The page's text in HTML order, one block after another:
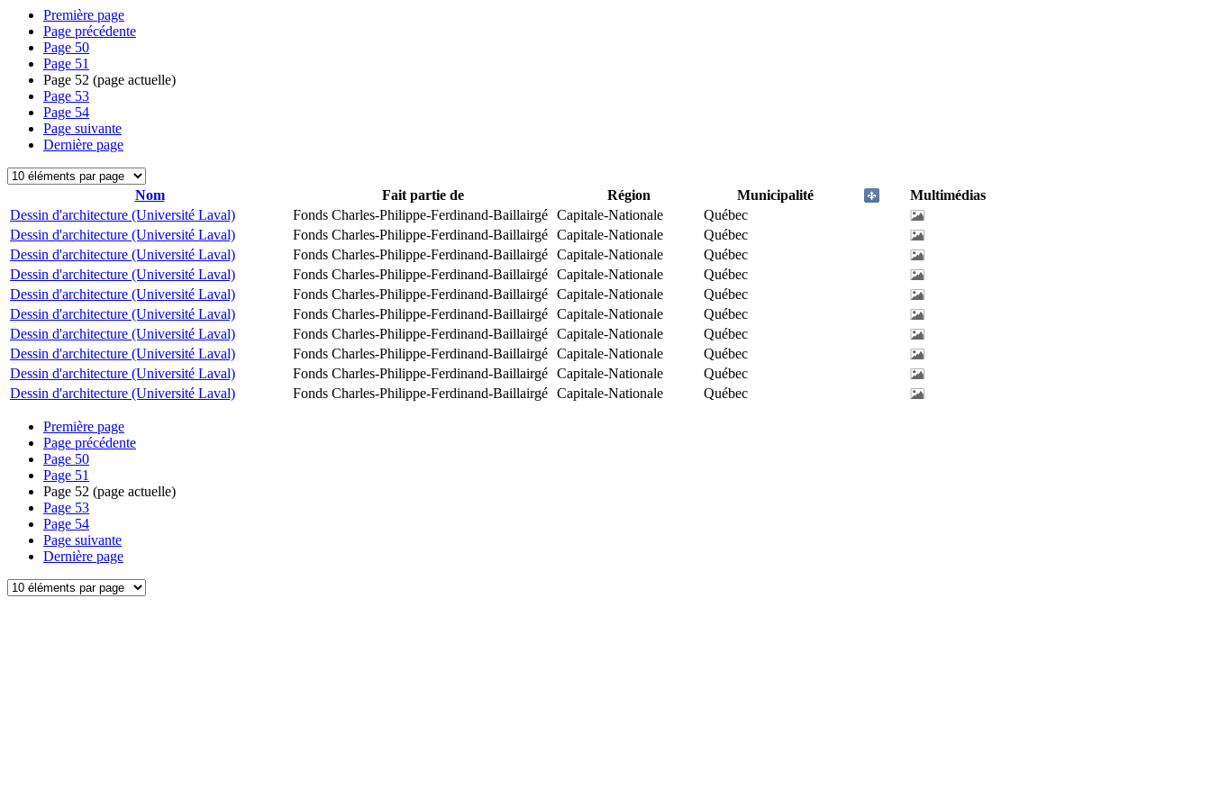
Première page
Page précédente
Page 50
Page 51
Page 52 (page actuelle)
Page 53
Page 54
Page suivante
Dernière page
Nom Fait partie de Région Municipalité
Multimédias
Dessin d'architecture (Université Laval)
Fonds Charles-Philippe-Ferdinand-Baillairgé Capitale-Nationale
Québec
Dessin d'architecture (Université Laval)
Fonds Charles-Philippe-Ferdinand-Baillairgé Capitale-Nationale
Québec
Dessin d'architecture (Université Laval)
Fonds Charles-Philippe-Ferdinand-Baillairgé Capitale-Nationale
Québec
Dessin d'architecture (Université Laval)
Fonds Charles-Philippe-Ferdinand-Baillairgé Capitale-Nationale
Québec
Dessin d'architecture (Université Laval)
Fonds Charles-Philippe-Ferdinand-Baillairgé Capitale-Nationale
Québec
Dessin d'architecture (Université Laval)
Fonds Charles-Philippe-Ferdinand-Baillairgé Capitale-Nationale
Québec
Dessin d'architecture (Université Laval)
Fonds Charles-Philippe-Ferdinand-Baillairgé Capitale-Nationale
Québec
Dessin d'architecture (Université Laval)
Fonds Charles-Philippe-Ferdinand-Baillairgé Capitale-Nationale
Québec
Dessin d'architecture (Université Laval)
Fonds Charles-Philippe-Ferdinand-Baillairgé Capitale-Nationale
Québec
Dessin d'architecture (Université Laval)
Fonds Charles-Philippe-Ferdinand-Baillairgé Capitale-Nationale Québec
Première page
Page précédente
Page 50
Page 51
Page 52 (page actuelle)
Page 53
Page 54
Page suivante
Dernière page